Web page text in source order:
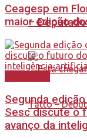
–
Ceagesp em
maior edição
Segunda
Sesc discute o
avanço da